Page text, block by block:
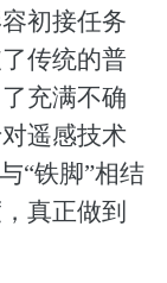
初接任务
传统的普
充满不确
遥感技术
“铁脚”相结
真正做到